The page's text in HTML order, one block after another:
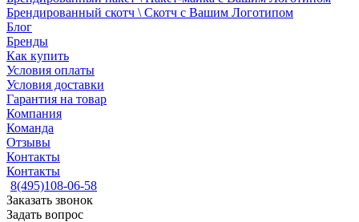
Брендированный скотч \ Скотч с Вашим Логотипом
Блог
Бренды
Как купить
Условия оплаты
Условия доставки
Гарантия на товар
Компания
Команда
Отзывы
Контакты
Контакты
8(495)108-06-58
Заказать звонок
Задать вопрос